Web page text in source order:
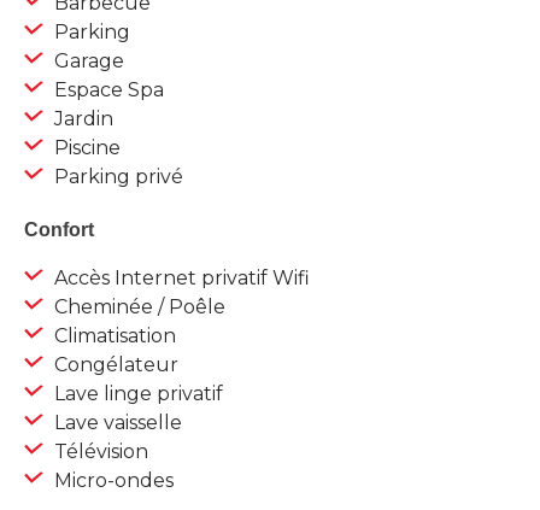
Parking
Garage
Espace Spa
Jardin
Piscine
Parking privé
Confort
Accès Internet privatif Wifi
Cheminée / Poêle
Climatisation
Congélateur
Lave linge privatif
Lave vaisselle
Télévision
Micro-ondes